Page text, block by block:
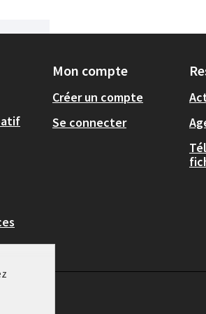
Mon compte
Créer un compte
Se connecter